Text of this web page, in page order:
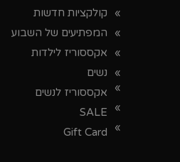
קולקציות חדשות
המפתיעים של השבוע
אקססוריז לילדות
נשים
אקססוריז לנשים
SALE
Gift Card